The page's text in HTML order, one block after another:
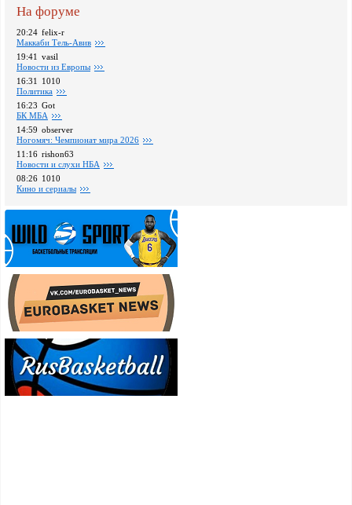
На форуме
20:24 felix-r
Маккаби Тель-Авив
19:41 vasil
Новости из Европы
16:31
1010
Политика
16:23 Got
БК МБА
14:59 observer
Ногомяч: Чемпионат мира 2026
11:16 rishon63
Новости и слухи НБА
08:26 1010
Кино и сериалы